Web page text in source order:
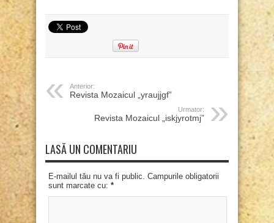
Anterior:
Revista Mozaicul „yraujjgf”
Urmator:
Revista Mozaicul „iskjyrotmj”
LASĂ UN COMENTARIU
E-mailul tău nu va fi public. Campurile obligatorii
sunt marcate cu: *